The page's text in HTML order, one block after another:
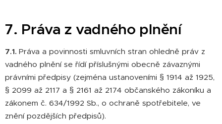
7. Práva z vadného plnění
7.1. Práva a povinnosti smluvních stran ohledně práv z
vadného plnění se řídí příslušnými obecně závaznými
právními předpisy (zejména ustanoveními § 1914 až 1925,
§ 2099 až 2117 a § 2161 až 2174 občanského zákoníku a
zákonem č. 634/1992 Sb., o ochraně spotřebitele, ve
znění pozdějších předpisů).